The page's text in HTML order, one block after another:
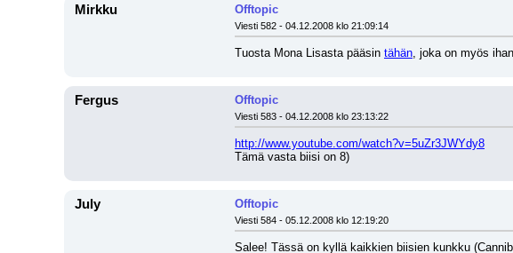
Mirkku Offtopic
Viesti 582 - 04.12.2008 klo 21:09:14
Tuosta Mona Lisasta pääsin tähän, joka on myös
Fergus Offtopic
Viesti 583 - 04.12.2008 klo 23:13:22
http://www.youtube.com/watch?v=5uZr3JWYdy8
Tämä vasta biisi on 8)
July Offtopic
Viesti 584 - 05.12.2008 klo 12:19:20
Salee! Tässä on kyllä kaikkien biisien kunkku